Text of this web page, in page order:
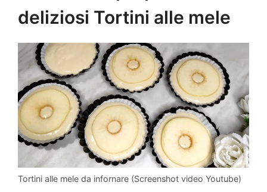
deliziosi Tortini alle mele
Tortini alle mele da infornare (Screenshot video Youtube)